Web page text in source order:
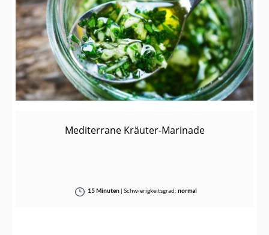
Mediterrane Kräuter-Marinade
15 Minuten| Schwierigkeitsgrad: normal